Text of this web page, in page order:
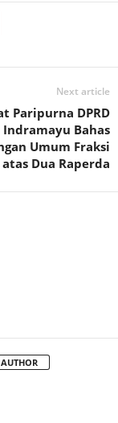
Next article
Paripurna DPRD
Indramayu Bahas
Umum Fraksi
atas Dua Raperda